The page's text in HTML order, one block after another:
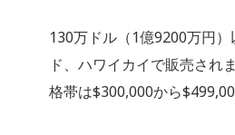
130万ドル（1億9200万円
ド、ハワイカイで販売され
格帯は$300,000から